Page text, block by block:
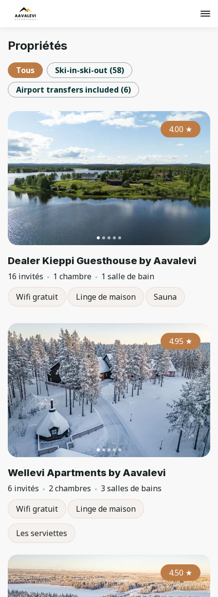
Propriétés
Tous Ski-in-ski-out (58)
Airport transfers included (6)
4.00 ★
Dealer Kieppi Guesthouse by Aavalevi
16 invités 1 chambre
1 salle de bain
Wifi gratuit
Linge de maison Sauna
4.95 ★
Wellevi Apartments by Aavalevi
6 invités 2 chambres
3 salles de bains
Wifi gratuit
Linge de maison
Les serviettes
4.50 ★